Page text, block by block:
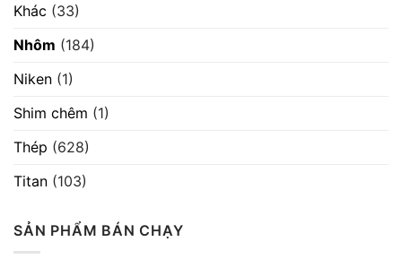
Khác (33)
Nhôm (184)
Niken (1)
Shim chêm (1)
Thép (628)
Titan (103)
SẢN PHẨM BÁN CHẠY